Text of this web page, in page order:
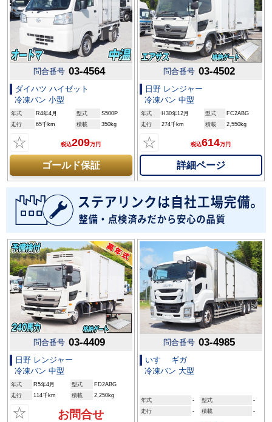
問合番号 03-4564
ダイハツ ハイゼット
冷凍バン 小型
年式 R4年4月 型式
S500P
走行
65千km 積載 350kg
☆ 税込209万円
ゴールド保証
問合番号 03-4502
日野 レンジャー
冷凍バン 中型
年式 H30年12月 型式
FC2ABG
走行
274千km 積載 2,550kg
☆ 税込614万円
詳細ページ
問合番号 03-4409
日野 レンジャー
冷凍バン 中型
年式 R5年4月 型式
FD2ABG
走行
114千km 積載 2,250kg
☆ お問合せ
問合番号 03-4985
いすゞ ギガ
冷凍バン 大型
年式 - 型式
-
走行
- 積載 -